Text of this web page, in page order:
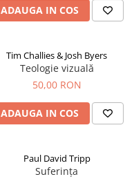
ADAUGA IN COS
Tim Challies & Josh Byers
Teologie vizuală
50,00 RON
ADAUGA IN COS
Paul David Tripp
Suferința